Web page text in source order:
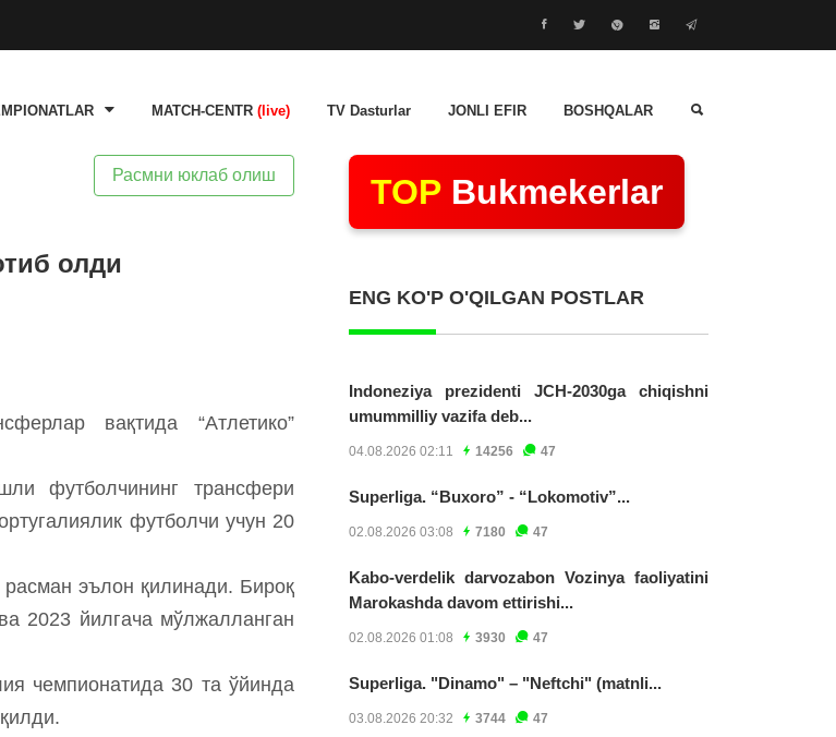
MATCH-CENTR (live) TV Dasturlar JONLI EFIR BOSHQALAR
Расмни юклаб олиш
олди
вақтида “Атлетико”
футболчининг трансфери
футболчи учун 20
эълон қилинади. Бироқ
2023 йилгача мўлжалланган
чемпионатида 30 та ўйинда
TOP Bukmekerlar
ENG KO'P O'QILGAN POSTLAR
Indoneziya prezidenti JCH-2030ga chiqishni
umummilliy vazifa deb...
04.08.2026 02:11 14256 47
Superliga. “Buxoro” - “Lokomotiv”...
02.08.2026 03:08 7180 47
Kabo-verdelik darvozabon Vozinya faoliyatini
Marokashda davom ettirishi...
02.08.2026 01:08 3930 47
Superliga. "Dinamo" – "Neftchi" (matnli...
03.08.2026 20:32 3744 47